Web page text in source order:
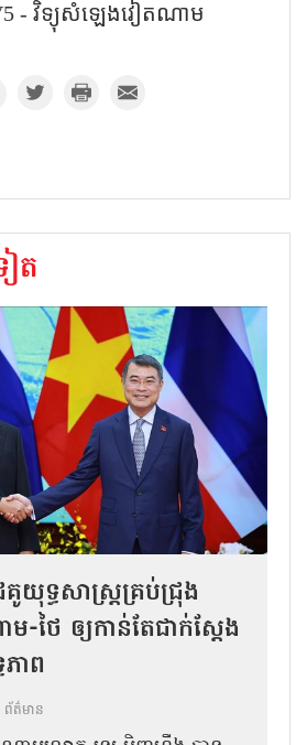
- វិទ្យុសំឡេងវៀតណាម
ត
យុទ្ធសាស្ត្រគ្រប់ជ្រុង
ថៃ ឲ្យកាន់តែជាក់ស្ដែង
ាព
ព័ត៌មាន